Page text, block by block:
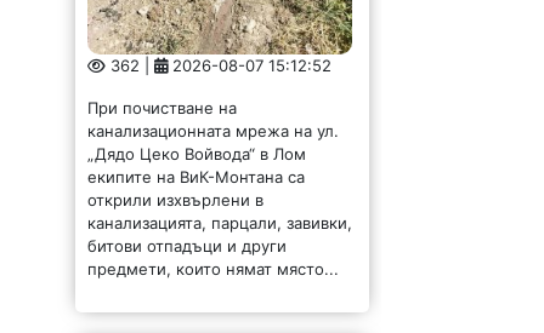
362 | 2026-08-07 15:12:52
При почистване на
канализационната мрежа на ул.
„Дядо Цеко Войвода“ в Лом
екипите на ВиК-Монтана са
открили изхвърлени в
канализацията, парцали, завивки,
битови отпадъци и други
предмети, които нямат място...